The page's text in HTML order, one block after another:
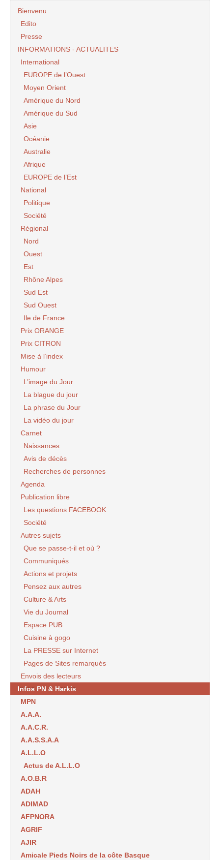
Bienvenu
Edito
Presse
INFORMATIONS - ACTUALITES
International
EUROPE de l’Ouest
Moyen Orient
Amérique du Nord
Amérique du Sud
Asie
Océanie
Australie
Afrique
EUROPE de l’Est
National
Politique
Société
Régional
Nord
Ouest
Est
Rhône Alpes
Sud Est
Sud Ouest
Ile de France
Prix ORANGE
Prix CITRON
Mise à l’index
Humour
L’image du Jour
La blague du jour
La phrase du Jour
La vidéo du jour
Carnet
Naissances
Avis de décès
Recherches de personnes
Agenda
Publication libre
Les questions FACEBOOK
Société
Autres sujets
Que se passe-t-il et où ?
Communiqués
Actions et projets
Pensez aux autres
Culture & Arts
Vie du Journal
Espace PUB
Cuisine à gogo
La PRESSE sur Internet
Pages de Sites remarqués
Envois des lecteurs
Infos PN & Harkis
MPN
A.A.A.
A.A.C.R.
A.A.S.S.A.A
A.L.L.O
Actus de A.L.L.O
A.O.B.R
ADAH
ADIMAD
AFPNORA
AGRIF
AJIR
Amicale Pieds Noirs de la côte Basque